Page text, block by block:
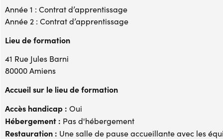
Année 1 : Contrat d’apprentissage
Année 2 : Contrat d’apprentissage
Lieu de formation
41 Rue Jules Barni
80000 Amiens
Accueil sur le lieu de formation
Accès handicap : Oui
Hébergement : Pas d'hébergement
Restauration : Une salle de pause accueillante avec les